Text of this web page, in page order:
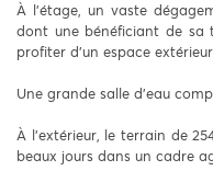
À l'étage, un vaste
dont une bénéficiant de sa
profiter d'un espace
Une grande salle d'eau
À l'extérieur, le terrain de
beaux jours dans un cadre